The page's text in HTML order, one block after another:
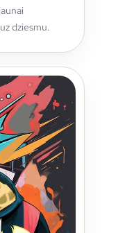
dziesmu.